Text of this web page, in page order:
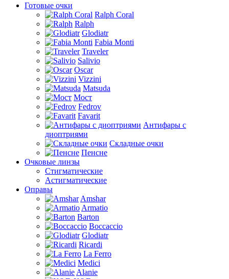
Готовые очки
Ralph Coral
Ralph
Glodiatr
Fabia Monti
Traveler
Salivio
Oscar
Vizzini
Matsuda
Мост
Fedrov
Favarit
Антифары с
диоптриями
Складные очки
Пенсне
Очковые линзы
Стигматические
Астигматические
Оправы
Amshar
Armatio
Barton
Boccaccio
Glodiatr
Ricardi
La Ferro
Medici
Alanie